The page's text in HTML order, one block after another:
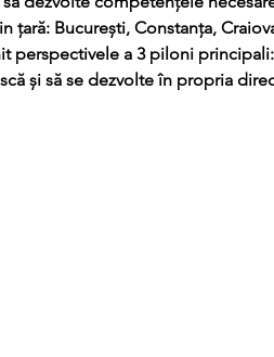
țară: București, Constanța,
perspectivele a 3 piloni
și să se dezvolte în propria